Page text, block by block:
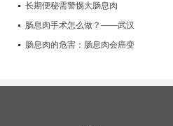
长期便秘需警惕大肠息肉
肠息肉手术怎么做？——武汉
肠息肉的危害：肠息肉会癌变